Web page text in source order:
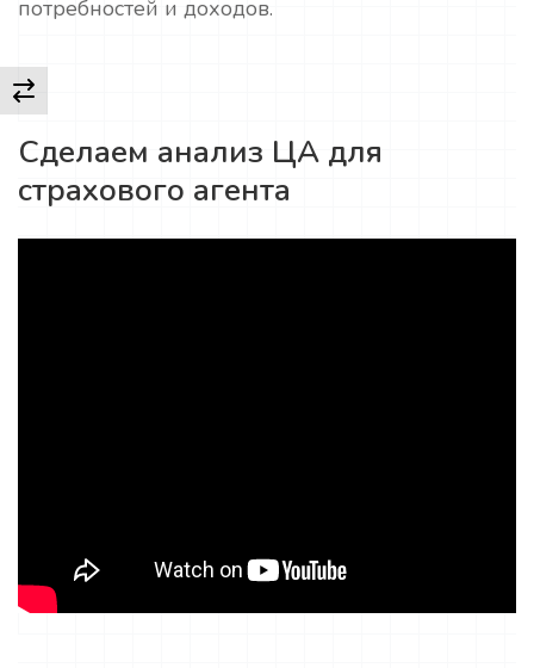
потребностей и доходов.
Сделаем анализ ЦА для
страхового агента